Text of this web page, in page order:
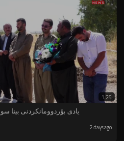
1:25
یادى بۆردوومانكردنى بینا
2 days ago